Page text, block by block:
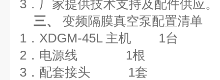
3． 厂家提供技术支持及配件供应。
三、 变频隔膜真空泵配置清单
1． XDGM-45L 主机 1台
2． 电源线 1根
3． 配套接头 1套